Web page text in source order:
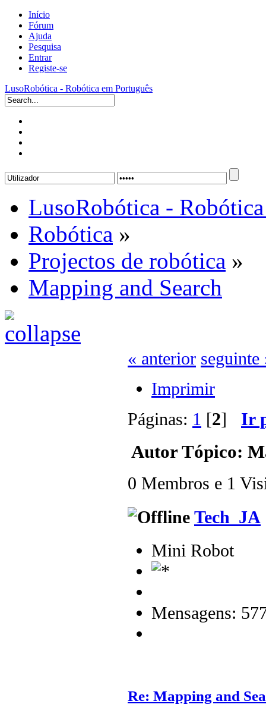
Início
Fórum
Ajuda
Pesquisa
Entrar
Registe-se
LusoRobótica - Robótica em Português
LusoRobótica -
Robótica »
Projectos de robótica »
Mapping and Search
« anterior seguinte
Imprimir
Páginas: 1 [2] Ir
AutorTópico:
0 Membros e 1
Tech_JA
Mini Robot
Mensagens:
Re: Mapping and